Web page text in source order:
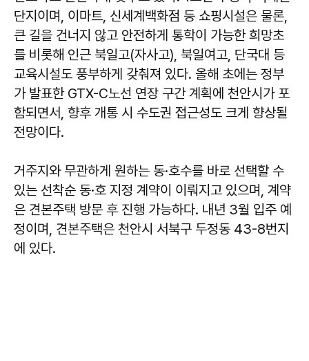
단지이며, 이마트, 신세계백화점 등 쇼핑시설은 물론,
큰 길을 건너지 않고 안전하게 통학이 가능한 희망초
를 비롯해 인근 북일고(자사고), 북일여고, 단국대 등
교육시설도 풍부하게 갖춰져 있다. 올해 초에는 정부
가 발표한 GTX-C노선 연장 구간 계획에 천안시가 포
함되면서, 향후 개통 시 수도권 접근성도 크게 향상될
전망이다.
거주지와 무관하게 원하는 동·호수를 바로 선택할 수
있는 선착순 동·호 지정 계약이 이뤄지고 있으며, 계약
은 견본주택 방문 후 진행 가능하다. 내년 3월 입주 예
정이며, 견본주택은 천안시 서북구 두정동 43-8번지
에 있다.